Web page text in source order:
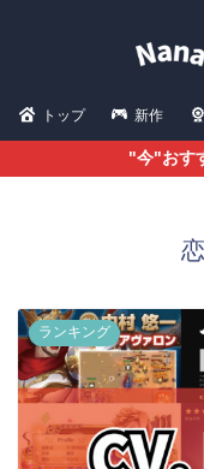
トップ 新作
"今"おす
ランキング